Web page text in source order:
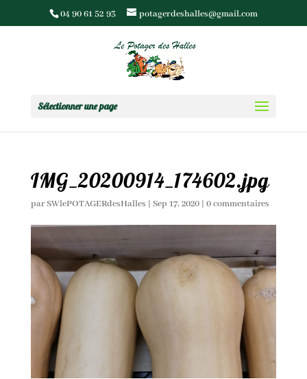
04 90 61 52 93 potagerdeshalles@gmail.com
Sélectionner une page
IMG_20200914_174602.jpg
parSWlePOTAGERdesHalles | Sep 17, 2020| 0 commentaires